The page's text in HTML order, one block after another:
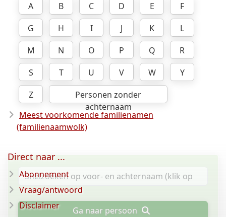
A
B C D E
F
G
H I J K
L
M
N O P Q
R
S
T U V W
Y
Z
Personen zonder
achternaam
Meest voorkomende familienamen
(familienaamwolk)
Ga naar persoon
Direct naar ...
Abonnement
Vraag/antwoord
Disclaimer